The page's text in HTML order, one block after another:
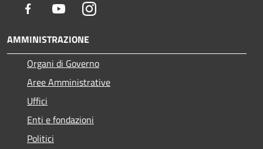
Facebook YoutubeInstagram
AMMINISTRAZIONE
Organi di Governo
Aree Amministrative
Uffici
Enti e fondazioni
Politici